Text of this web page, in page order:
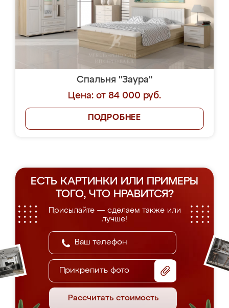
Спальня "Заура"
Цена: от 84 000 руб.
ПОДРОБНЕЕ
ЕСТЬ КАРТИНКИ ИЛИ ПРИМЕРЫ
ТОГО, ЧТО НРАВИТСЯ?
Присылайте — сделаем также или
лучше!
Прикрепить фото
Рассчитать стоимость